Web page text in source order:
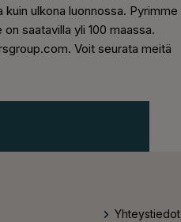
ulkona luonnossa. Pyrimme
saatavilla yli 100 maassa.
Voit seurata meitä
Yhteystiedot